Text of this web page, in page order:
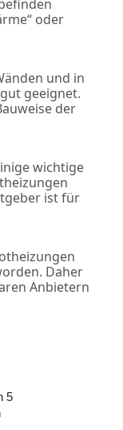
oder
und in
geeignet.
der
wichtige
ist für
Daher
Anbietern
5